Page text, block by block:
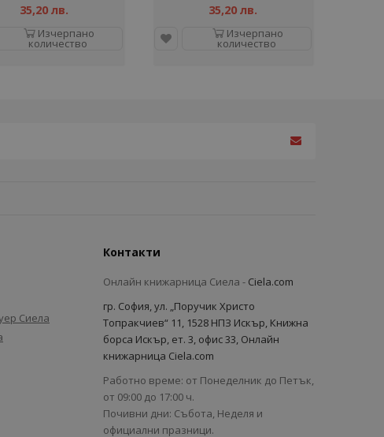
35,20 лв.
Изчерпано
количество
35,20 лв.
Изчерпано
количество
Сиела
Контакти
Онлайн книжарница Сиела - Ciela.com
гр. София, ул. „Поручик Христо
Топракчиев“ 11, 1528 НПЗ Искър, Книжна
борса Искър, ет. 3, офис 33, Онлайн
книжарница Ciela.com
Работно време: от Понеделник до Петък,
от 09:00 до 17:00 ч.
Почивни дни: Събота, Неделя и
официални празници.